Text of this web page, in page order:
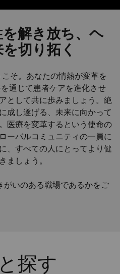
解き放ち、ヘ
切り拓く
そ。あなたの情熱が変革を
通じて患者ケアを進化させ
として共に歩みましょう。絶
成し遂げる、未来に向かって
医療を変革するという使命の
ーバルコミュニティの一員に
、すべての人にとってより健
ましょう。
がいのある職場であるかをご
探す